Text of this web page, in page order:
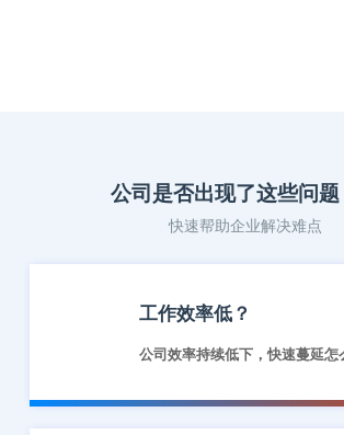
公司是否出现了这些问题
快速帮助企业解决难点
工作效率低？
公司效率持续低下，快速蔓延怎